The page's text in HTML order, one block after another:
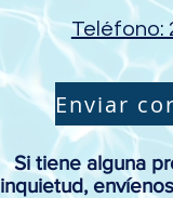
Teléfono:
Si tiene alguna
inquietud,